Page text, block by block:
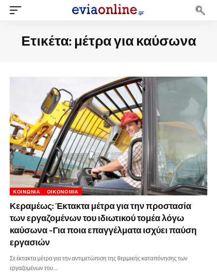
Ετικέτα: μέτρα για καύσωνα
ΚΟΙΝΩΝΊΑ ΟΙΚΟΝΟΜΊΑ
Κεραμέως: Έκτακτα μέτρα για την προστασία
των εργαζομένων του ιδιωτικού τομέα λόγω
καύσωνα -Για ποια επαγγέλματα ισχύει παύση
εργασιών
Σε έκτακτα μέτρα για την αντιμετώπιση της θερμικής καταπόνησης των
εργαζομένων του…